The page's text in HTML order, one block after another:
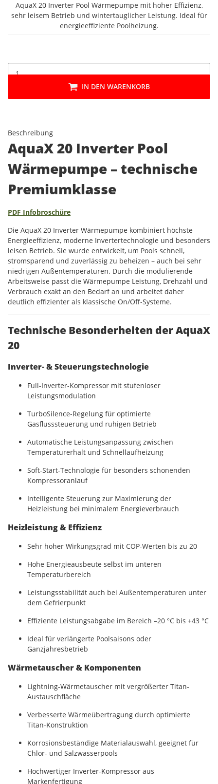
AquaX 20 Inverter Pool Wärmepumpe mit hoher Effizienz,
sehr leisem Betrieb und wintertauglicher Leistung. Ideal für
energieeffiziente Poolheizung.
IN DEN WARENKORB
Beschreibung
AquaX 20 Inverter Pool
Wärmepumpe – technische
Premiumklasse
PDF Infobroschüre
Die AquaX 20 Inverter Wärmepumpe kombiniert höchste
Energieeffizienz, moderne Invertertechnologie und besonders
leisen Betrieb. Sie wurde entwickelt, um Pools schnell,
stromsparend und zuverlässig zu beheizen – auch bei sehr
niedrigen Außentemperaturen. Durch die modulierende
Arbeitsweise passt die Wärmepumpe Leistung, Drehzahl und
Verbrauch exakt an den Bedarf an und arbeitet daher
deutlich effizienter als klassische On/Off-Systeme.
Technische Besonderheiten der AquaX
20
Inverter- & Steuerungstechnologie
Full-Inverter-Kompressor mit stufenloser
Leistungsmodulation
TurboSilence-Regelung für optimierte
Gasflusssteuerung und ruhigen Betrieb
Automatische Leistungsanpassung zwischen
Temperaturerhalt und Schnellaufheizung
Soft-Start-Technologie für besonders schonenden
Kompressoranlauf
Intelligente Steuerung zur Maximierung der
Heizleistung bei minimalem Energieverbrauch
Heizleistung & Effizienz
Sehr hoher Wirkungsgrad mit COP-Werten bis zu 20
Hohe Energieausbeute selbst im unteren
Temperaturbereich
Leistungsstabilität auch bei Außentemperaturen unter
dem Gefrierpunkt
Effiziente Leistungsabgabe im Bereich –20 °C bis +43 °C
Ideal für verlängerte Poolsaisons oder
Ganzjahresbetrieb
Wärmetauscher & Komponenten
Lightning-Wärmetauscher mit vergrößerter Titan-
Austauschfläche
Verbesserte Wärmeübertragung durch optimierte
Titan-Konstruktion
Korrosionsbeständige Materialauswahl, geeignet für
Chlor- und Salzwasserpools
Hochwertiger Inverter-Kompressor aus
Markenfertigung